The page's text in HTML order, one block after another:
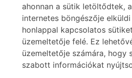
ahonnan a sütik letöltődtek,
internetes böngészője
honlappal kapcsolatos
üzemeltetője felé. Ez
üzemeltetője számára, hogy
szabott információkat